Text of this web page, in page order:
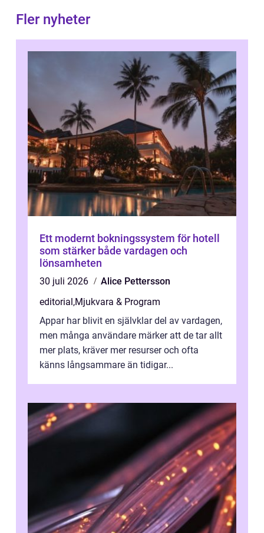
Fler nyheter
Ett modernt bokningssystem för hotell
som stärker både vardagen och
lönsamheten
30 juli 2026
Alice Pettersson
editorial ,Mjukvara & Program
Appar har blivit en självklar del av vardagen,
men många användare märker att de tar allt
mer plats, kräver mer resurser och ofta
känns långsammare än tidigar...